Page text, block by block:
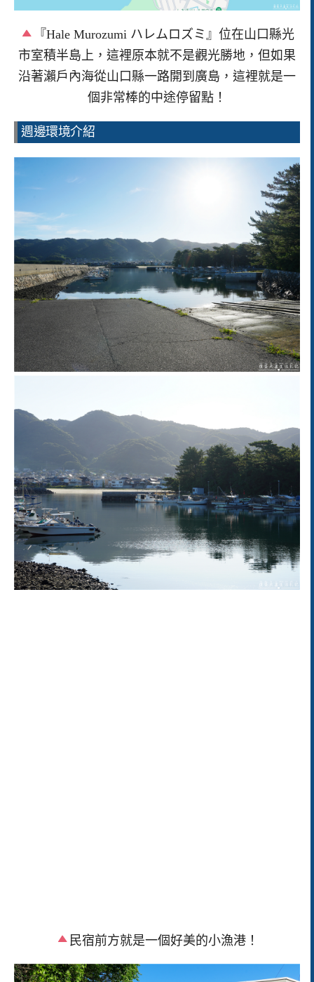
『Hale Murozumi ハレムロズミ』位在山口縣光
市室積半島上，這裡原本就不是觀光勝地，但如果
沿著瀨戶內海從山口縣一路開到廣島，這裡就是一
個非常棒的中途停留點！
週邊環境介紹
民宿前方就是一個好美的小漁港！